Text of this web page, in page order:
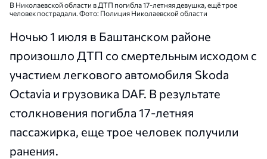
В Николаевской области в ДТП погибла 17-летняя девушка, ещё трое
человек пострадали. Фото: Полиция Николаевской области
Ночью 1 июля в Баштанском районе
произошло ДТП со смертельным исходом с
участием легкового автомобиля Skoda
Octavia и грузовика DAF. В результате
столкновения погибла 17-летняя
пассажирка, еще трое человек получили
ранения.